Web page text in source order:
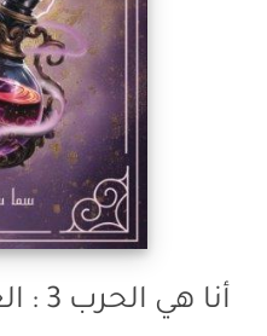
أنا هي الحرب 3 : العرش الأسود